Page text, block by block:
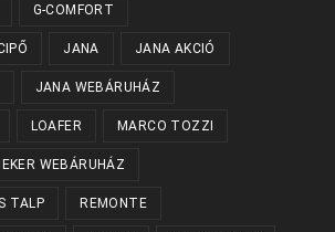
G-COMFORT
JANA JANA AKCIÓ
JANA WEBÁRUHÁZ
LOAFER MARCO TOZZI
WEBÁRUHÁZ
TALP REMONTE